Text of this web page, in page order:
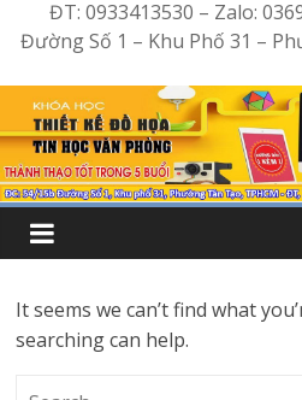
ĐT: 0933413530 – Zalo:
Đường Số 1 – Khu Phố 31 –
It seems we can’t find what
searching can help.